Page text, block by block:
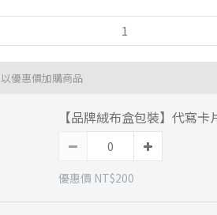
以優惠價加購商品
【品牌絨布盒包裝】代寫卡
優惠價 NT$200